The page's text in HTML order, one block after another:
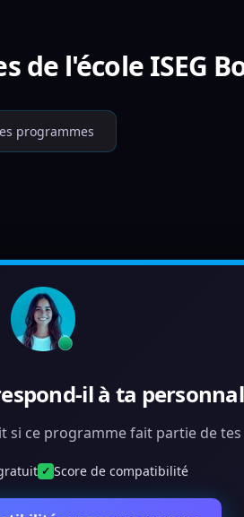
de l'école ISEG
programmes
il à ta
ce programme fait partie de tes
✓ Score de compatibilité